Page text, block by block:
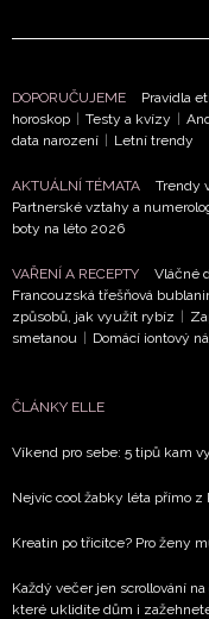
DOPORUČUJEME Pravidla
horoskop | Testy a kvízy |
data narození | Letní trendy
AKTUÁLNÍ TÉMATA Trendy
Partnerské vztahy a
boty na léto 2026
VAŘENÍ A RECEPTY Vláčné
Francouzská třešňová
způsobů, jak využít rybíz |
smetanou | Domácí iontový
ČLÁNKY ELLE
Víkend pro sebe: 5 tipů kam
Nejvíc cool žabky léta přímo
Kreatin po třicítce? Pro ženy
Každý večer jen scrollování
které uklidíte dům i